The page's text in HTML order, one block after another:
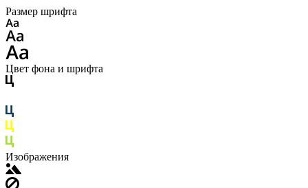
Размер шрифта
Цвет фона и шрифта
Изображения